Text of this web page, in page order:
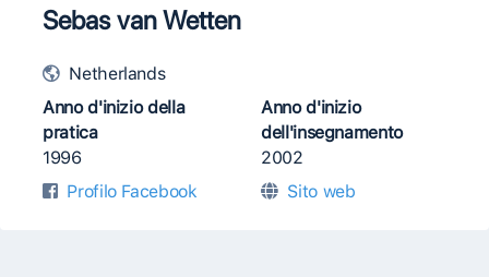
Sebas van Wetten
Netherlands
Anno d'inizio della
pratica
1996
Anno d'inizio
dell'insegnamento
2002
Profilo Facebook
Sito web